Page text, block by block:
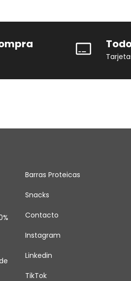
Barras Proteicas
Snacks
Contacto
Instagram
Linkedin
TikTok